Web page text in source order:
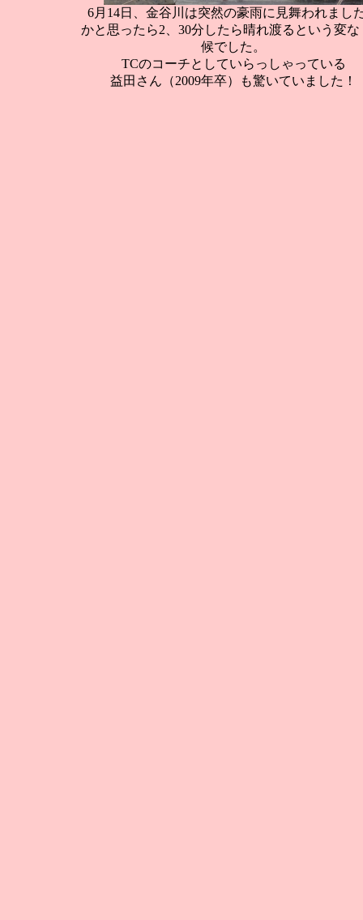
6月14日、金谷川は突然の豪雨に見舞われまし
かと思ったら2、30分したら晴れ渡るという変な
候でした。
TCのコーチとしていらっしゃっている
益田さん（2009年卒）も驚いていました！